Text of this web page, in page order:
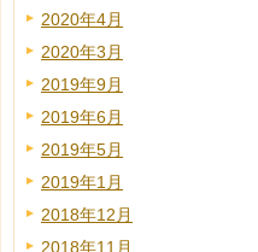
2020年4月
2020年3月
2019年9月
2019年6月
2019年5月
2019年1月
2018年12月
2018年11月